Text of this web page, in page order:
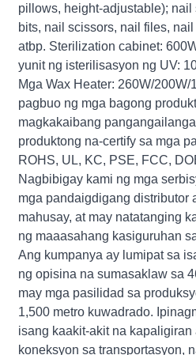
pillows, height-adjustable); nail
bits, nail scissors, nail files,
atbp. Sterilization cabinet:
yunit ng isterilisasyon ng UV:
Mga Wax Heater: 260W/
pagbuo ng mga bagong
magkakaibang
produktong na-certify sa mga
ROHS, UL, KC, PSE, FCC,
Nagbibigay kami ng mga
mga pandaigdigang distributor
mahusay, at may natatanging
ng maaasahang kasiguruhan
Ang kumpanya ay lumipat sa
ng opisina na sumasaklaw sa
may mga pasilidad sa
1,500 metro kuwadrado.
isang kaakit-akit na
koneksyon sa transportasyon,